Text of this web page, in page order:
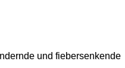
und fiebersenkende